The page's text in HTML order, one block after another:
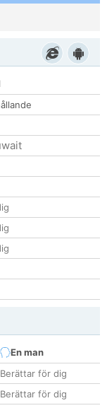
En man
Berättar för dig
Berättar för dig